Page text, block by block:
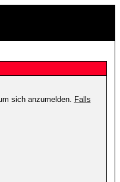
sich anzumelden. Falls